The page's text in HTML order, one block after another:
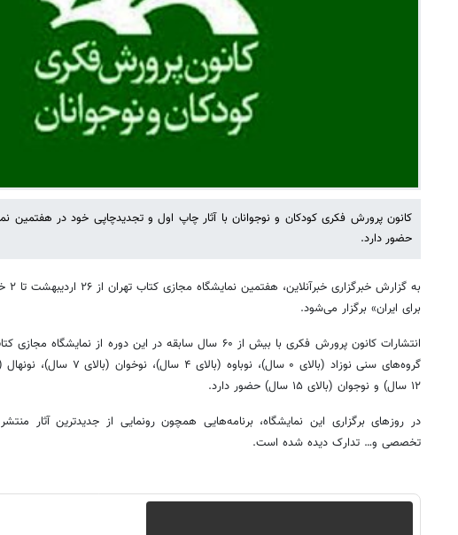
کانون پرورش فکری کودکان و نوجوانان با آثار چاپ اول و تجدیدچاپی خود در هفتمین
حضور دارد.
برای ایران» برگزار می‌شود.
انتشارات کانون پرورش فکری با بیش از ۶۰ سال سابقه در این دوره از
۱۲ سال) و نوجوان (بالای ۱۵ سال) حضور دارد.
در روزهای برگزاری این نمایشگاه، برنامه‌هایی همچون رونمایی از جدیدترین آثار
تخصصی و… تدارک دیده شده است.